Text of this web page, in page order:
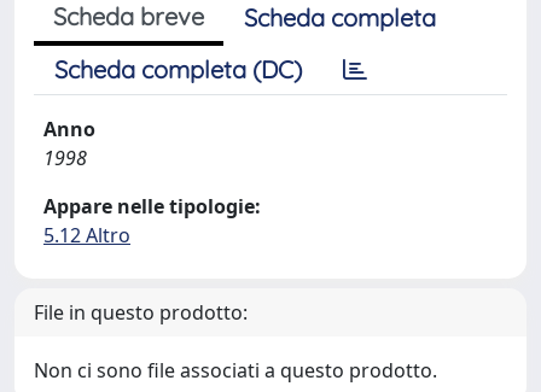
Scheda breve
Scheda completa
Scheda completa (DC)
Anno
1998
Appare nelle tipologie:
5.12 Altro
File in questo prodotto:
Non ci sono file associati a questo prodotto.